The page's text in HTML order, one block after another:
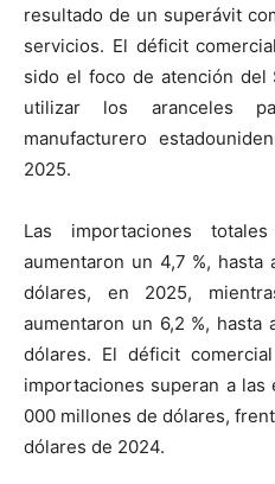
resultado de un superávit
servicios. El déficit
sido el foco de atención del
utilizar los aranceles
manufacturero
2025.
Las importaciones
aumentaron un 4,7 %,
dólares, en 2025,
aumentaron un 6,2 %,
dólares. El déficit
importaciones superan a
000 millones de dólares,
dólares de 2024.